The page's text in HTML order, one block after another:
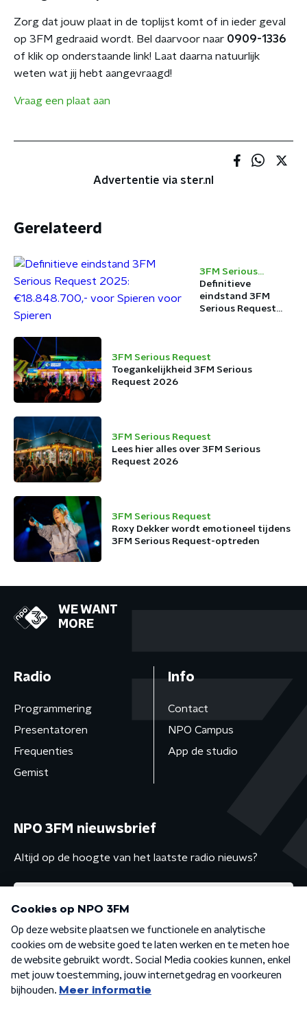
Zorg dat jouw plaat in de toplijst komt of in ieder geval
op 3FM gedraaid wordt. Bel daarvoor naar 0909-1336
of klik op onderstaande link! Laat daarna natuurlijk
weten wat jij hebt aangevraagd!
Vraag een plaat aan
Advertentie via ster.nl
Gerelateerd
3FM Serious
Request
Definitieve
eindstand 3FM
Serious Request
Spieren
3FM Serious Request
Toegankelijkheid 3FM Serious
Request 2026
3FM Serious Request
Lees hier alles over 3FM Serious
Request 2026
3FM Serious Request
Roxy Dekker wordt emotioneel tijdens
3FM Serious Request-optreden
WE WANT
MORE
Radio
Programmering
Presentatoren
Frequenties
Gemist
Info
Contact
NPO Campus
App de studio
NPO 3FM nieuwsbrief
Altijd op de hoogte van het laatste radio nieuws?
Algemene voorwaarden Privacybeleid